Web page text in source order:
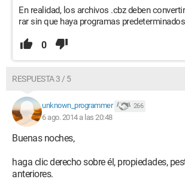
En realidad, los archivos .cbz deben
rar sin que haya programas
0
RESPUESTA 3 / 5
unknown_programmer 266
6 ago. 2014 a las 20:48
Buenas noches,
haga clic derecho sobre él, propiedades,
anteriores.